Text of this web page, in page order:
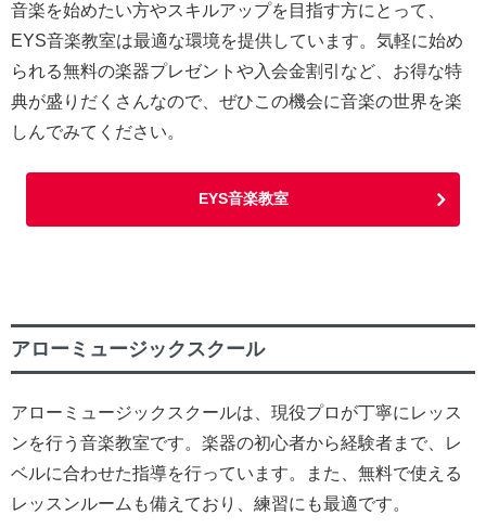
音楽を始めたい方やスキルアップを目指す方にとって、
EYS音楽教室は最適な環境を提供しています。気軽に始め
られる無料の楽器プレゼントや入会金割引など、お得な特
典が盛りだくさんなので、ぜひこの機会に音楽の世界を楽
しんでみてください。
EYS音楽教室
アローミュージックスクール
アローミュージックスクールは、現役プロが丁寧にレッス
ンを行う音楽教室です。楽器の初心者から経験者まで、レ
ベルに合わせた指導を行っています。また、無料で使える
レッスンルームも備えており、練習にも最適です。